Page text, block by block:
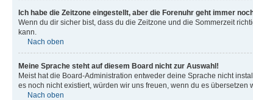
Ich habe die Zeitzone eingestellt, aber die Forenuhr geht immer
Wenn du dir sicher bist, dass du die Zeitzone und die Sommerzeit
kann.
Nach oben
Meine Sprache steht auf diesem Board nicht zur Auswahl!
Meist hat die Board-Administration entweder deine Sprache nicht
es noch nicht existiert, würden wir uns freuen, wenn du es
Nach oben